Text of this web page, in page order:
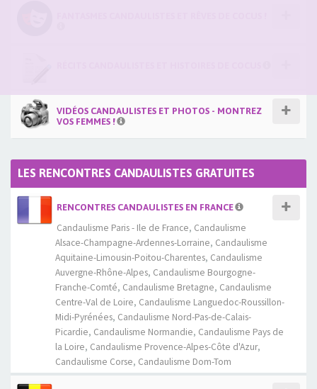
VIDÉOS CANDAULISTES ET PHOTOS - MONTREZ
VOS FEMMES !
LES RENCONTRES CANDAULISTES GRATUITES
RENCONTRES CANDAULISTES EN FRANCE
Candaulisme Paris - Ile de France, Candaulisme
Alsace-Champagne-Ardennes-Lorraine, Candaulisme
Aquitaine-Limousin-Poitou-Charentes, Candaulisme
Auvergne-Rhône-Alpes, Candaulisme Bourgogne-
Franche-Comté, Candaulisme Bretagne, Candaulisme
Centre-Val de Loire, Candaulisme Languedoc-Roussillon-
Midi-Pyrénées, Candaulisme Nord-Pas-de-Calais-
Picardie, Candaulisme Normandie, Candaulisme Pays de
la Loire, Candaulisme Provence-Alpes-Côte d'Azur,
Candaulisme Corse, Candaulisme Dom-Tom